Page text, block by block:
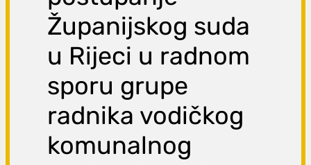
Županijskog suda
u Rijeci u radnom
sporu grupe
radnika vodičkog
komunalnog